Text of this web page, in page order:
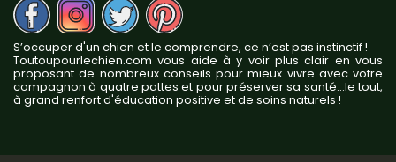
S’occuper d'un chien et le comprendre, ce n’est pas instinctif !
Toutoupourlechien.com vous aide à y voir plus clair en vous
proposant de nombreux conseils pour mieux vivre avec votre
compagnon à quatre pattes et pour préserver sa santé...le tout,
à grand renfort d'éducation positive et de soins naturels !